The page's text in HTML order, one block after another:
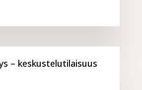
– keskustelutilaisuus